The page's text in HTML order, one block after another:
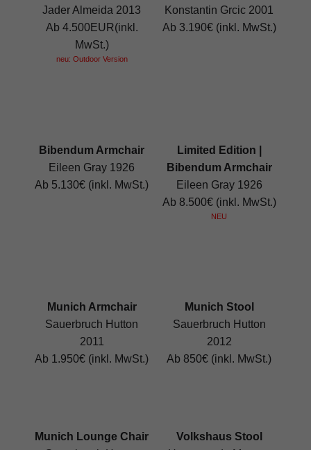
Jader Almeida 2013
Ab 4.500EUR(inkl.
MwSt.)
neu: Outdoor Version
Konstantin Grcic 2001
Ab 3.190€ (inkl. MwSt.)
Bibendum Armchair
Eileen Gray 1926
Ab 5.130€ (inkl. MwSt.)
Limited Edition |
Bibendum Armchair
Eileen Gray 1926
Ab 8.500€ (inkl. MwSt.)
NEU
Munich Armchair
Sauerbruch Hutton
2011
Ab 1.950€ (inkl. MwSt.)
Munich Stool
Sauerbruch Hutton
2012
Ab 850€ (inkl. MwSt.)
Munich Lounge Chair
Volkshaus Stool